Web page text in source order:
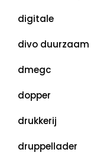
digitale
divo duurzaam
dmegc
dopper
drukkerij
druppellader